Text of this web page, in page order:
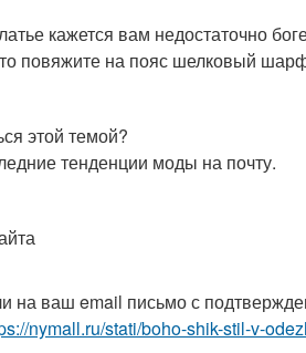
кажется вам недостаточно
повяжите на пояс шелковый
этой темой?
тенденции моды на почту.
на ваш email письмо с
nymall.ru/stati/boho-shik-stil-v-